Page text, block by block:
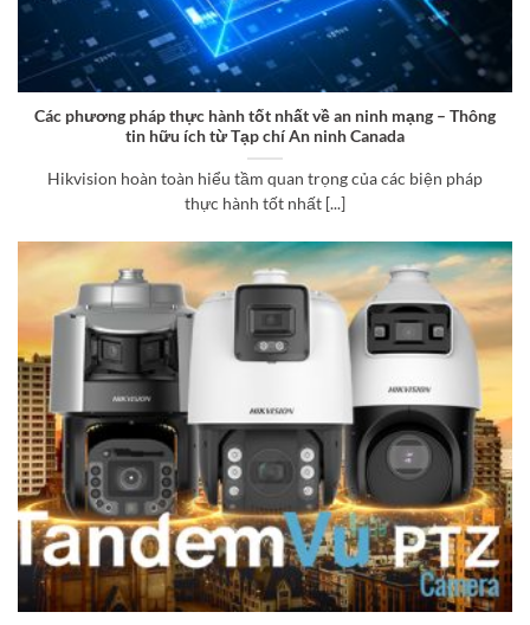
Các phương pháp thực hành tốt nhất về an ninh mạng – Thông
tin hữu ích từ Tạp chí An ninh Canada
Hikvision hoàn toàn hiểu tầm quan trọng của các biện pháp
thực hành tốt nhất [...]